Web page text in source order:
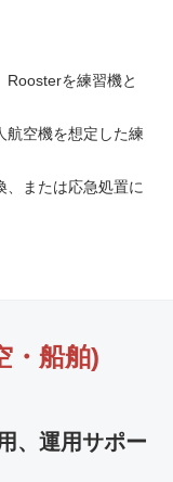
Roosterを練習機と
航空機を想定した練
、または応急処置に
・船舶)
、運用サポー